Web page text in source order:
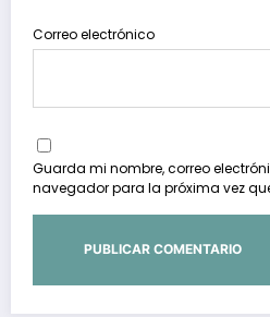
Correo electrónico
Guarda mi nombre, correo
navegador para la próxima vez